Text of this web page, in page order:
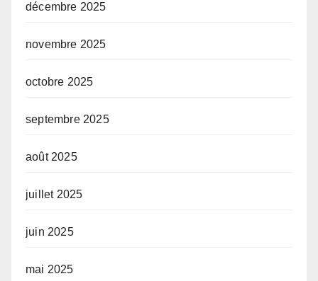
décembre 2025
novembre 2025
octobre 2025
septembre 2025
août 2025
juillet 2025
juin 2025
mai 2025